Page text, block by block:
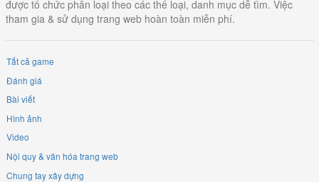
được tổ chức phân loại theo các thể loại, danh mục dễ tìm. Việc
tham gia & sử dụng trang web hoàn toàn miễn phí.
Tất cả game
Đánh giá
Bài viết
Hình ảnh
Video
Nội quy & văn hóa trang web
Chung tay xây dựng